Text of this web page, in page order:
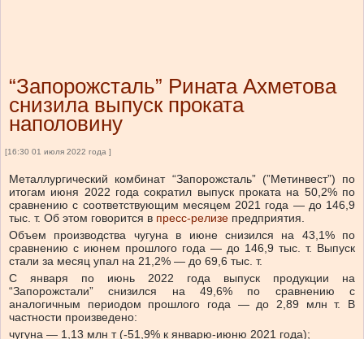
“Запорожсталь” Рината Ахметова
снизила выпуск проката
наполовину
[16:30 01 июля 2022 года ]
Металлургический комбинат “Запорожсталь” (”Метинвест”) по
итогам июня 2022 года сократил выпуск проката на 50,2% по
сравнению с соответствующим месяцем 2021 года — до 146,9
тыс. т. Об этом говорится в пресс-релизе предприятия.
Объем производства чугуна в июне снизился на 43,1% по
сравнению с июнем прошлого года — до 146,9 тыс. т. Выпуск
стали за месяц упал на 21,2% — до 69,6 тыс. т.
С января по июнь 2022 года выпуск продукции на
“Запорожстали” снизился на 49,6% по сравнению с
аналогичным периодом прошлого года — до 2,89 млн т. В
частности произведено:
чугуна — 1,13 млн т (-51,9% к январю-июню 2021 года);